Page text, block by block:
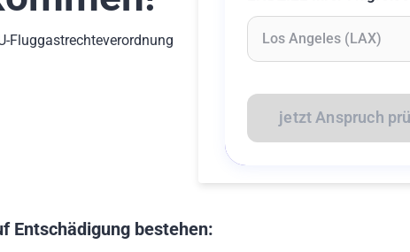
Fluggastrechteverordnung
jetzt Anspruch
Entschädigung bestehen: